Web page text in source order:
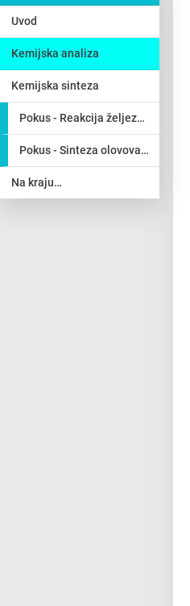
Uvod
Kemijska analiza
Kemijska sinteza
Pokus - Reakcija željeza i sumpora
Pokus - Sinteza olovova(II) jodida
Na kraju…